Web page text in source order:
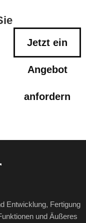
Jetzt ein
Angebot
anfordern
Entwicklung, Fertigung
und Äußeres